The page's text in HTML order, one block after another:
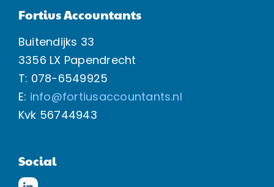
Fortius Accountants
Buitendijks 33
3356 LX Papendrecht
T: 078-6549925
E: info@fortiusaccountants.nl
Kvk 56744943
Social